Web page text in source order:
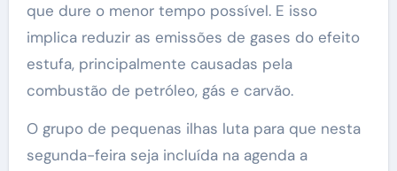
que dure o menor tempo possível. E isso
implica reduzir as emissões de gases do efeito
estufa, principalmente causadas pela
combustão de petróleo, gás e carvão.
O grupo de pequenas ilhas luta para que nesta
segunda-feira seja incluída na agenda a